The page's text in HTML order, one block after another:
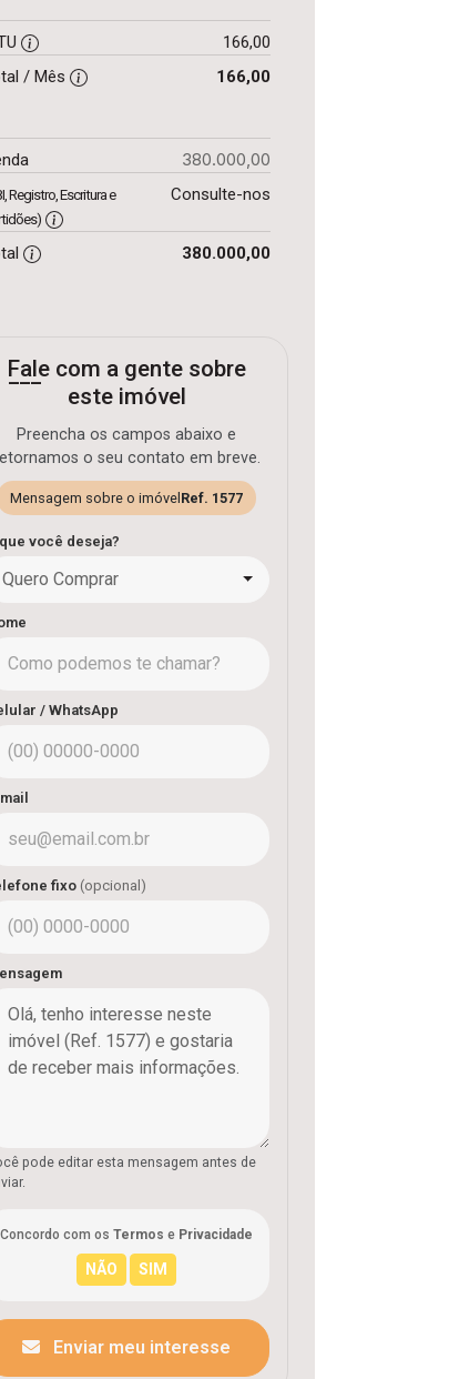
166,00
/ Mês
166,00
380.000,00
Registro, Escritura e
Consulte-nos
380.000,00
Fale com a gente sobre
este imóvel
Preencha os campos abaixo e
o seu contato em breve.
Mensagem sobre o imóvel Ref. 1577
você deseja?
Quero Comprar
/ WhatsApp
fixo (opcional)
pode editar esta mensagem antes de
Concordo com os Termos e Privacidade
Enviar meu interesse